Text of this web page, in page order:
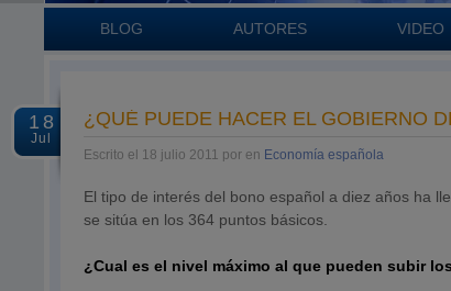
BLOG AUTORES VIDEO
18
Jul
¿QUÉ PUEDE HACER EL GOBIERNO
Escrito el 18 julio 2011 por en Economía española
El tipo de interés del bono español a diez años ha
se sitúa en los 364 puntos básicos.
¿Cual es el nivel máximo al que pueden subir